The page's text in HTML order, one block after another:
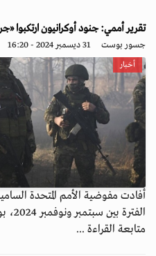
تقرير أممي: جنود أوكرانيون
جسور بوست 31 ديسمبر 2024 - 16:20
أخبار
أفادت مفوضية الأمم المتحدة
الفترة بين سبتمبر ونوفمبر 2024، بوقوع انتهاكات للقانون ا...
متابعة القراءة ...